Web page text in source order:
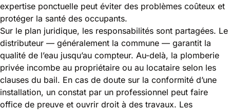
expertise ponctuelle peut éviter des problèmes coûteux et
protéger la santé des occupants.
Sur le plan juridique, les responsabilités sont partagées. Le
distributeur — généralement la commune — garantit la
qualité de l’eau jusqu’au compteur. Au-delà, la plomberie
privée incombe au propriétaire ou au locataire selon les
clauses du bail. En cas de doute sur la conformité d’une
installation, un constat par un professionnel peut faire
office de preuve et ouvrir droit à des travaux. Les